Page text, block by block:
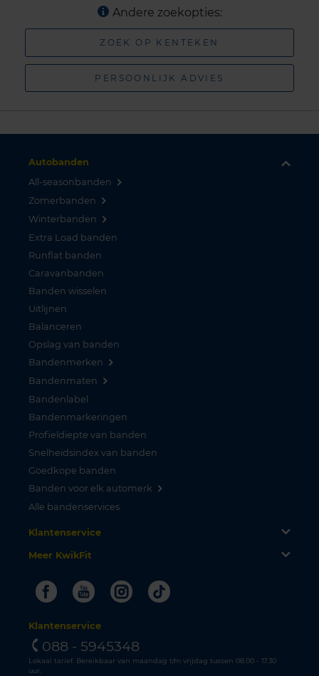
Andere zoekopties:
ZOEK OP KENTEKEN
PERSOONLIJK ADVIES
Autobanden
All-seasonbanden
Zomerbanden
Winterbanden
Extra Load banden
Runflat banden
Caravanbanden
Banden wisselen
Uitlijnen
Balanceren
Opslag van banden
Bandenmerken
Bandenmaten
Bandenlabel
Bandenmarkeringen
Profieldiepte van banden
Snelheidsindex van banden
Goedkope banden
Banden voor elk automerk
Alle bandenservices
Klantenservice
Meer KwikFit
FacebookYoutubeInstagram
Tiktok
Klantenservice
088 - 5945348
Lokaal tarief. Bereikbaar van maandag t/m vrijdag tussen 08.00 - 17.30
uur.